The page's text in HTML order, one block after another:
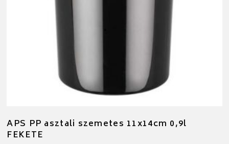
APS PP asztali szemetes 11x14cm 0,9l
FEKETE